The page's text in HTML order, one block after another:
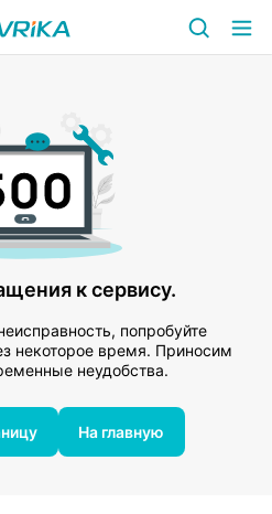
к сервису.
попробуйте
некоторое время. Приносим
неудобства.
На главную